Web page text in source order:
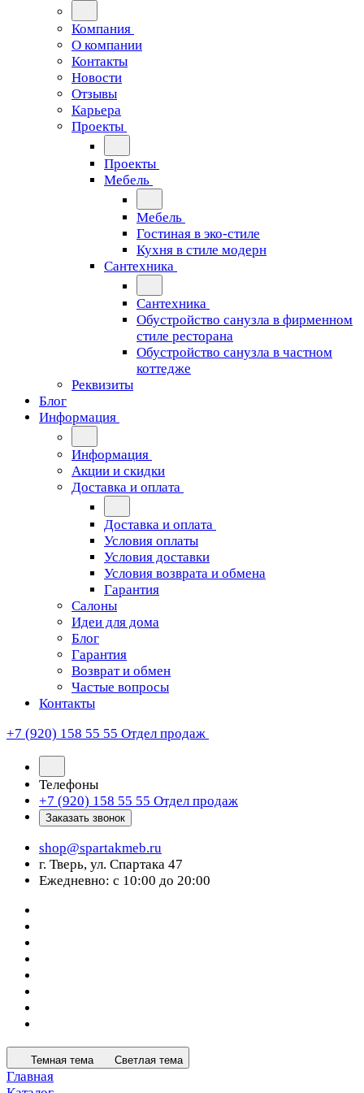
Компания
О компании
Контакты
Новости
Отзывы
Карьера
Проекты
Проекты
Мебель
Мебель
Гостиная в эко-стиле
Кухня в стиле модерн
Сантехника
Сантехника
Обустройство санузла в фирменном
стиле ресторана
Обустройство санузла в частном
коттедже
Реквизиты
Блог
Информация
Информация
Акции и скидки
Доставка и оплата
Доставка и оплата
Условия оплаты
Условия доставки
Условия возврата и обмена
Гарантия
Салоны
Идеи для дома
Блог
Гарантия
Возврат и обмен
Частые вопросы
Контакты
+7 (920) 158 55 55 Отдел продаж
Телефоны
+7 (920) 158 55 55 Отдел продаж
Заказать звонок
shop@spartakmeb.ru
г. Тверь, ул. Спартака 47
Ежедневно: с 10:00 до 20:00
Темная тема Светлая тема
Главная